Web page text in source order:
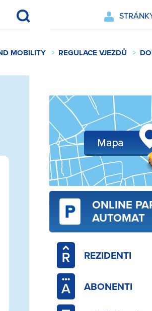
MOBILITY REGULACE VJEZDŮ
ONLINE
AUTOMAT
REZIDENTI
ABONENTI